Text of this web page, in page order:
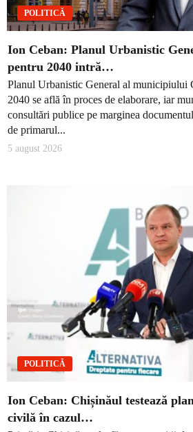
POLITICĂ
Ion Ceban: Planul Urbanistic
pentru 2040 intră…
Planul Urbanistic General al municipiului
2040 se află în proces de elaborare, iar
consultări publice pe marginea
de primarul...
5 august 2026
POLITICĂ
Ion Ceban: Chișinăul testează
civilă în cazul…